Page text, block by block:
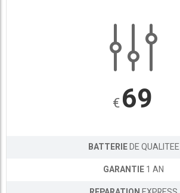
€69
BATTERIEDE QUALITEE
GARANTIE1 AN